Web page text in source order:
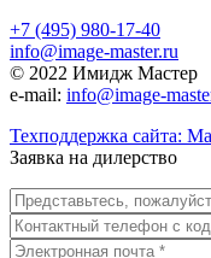
+7 (495) 980-17-40
info@image-master.ru
© 2022 Имидж Мастер
e-mail: info@image-
Техподдержка сайта:
Заявка на дилерство